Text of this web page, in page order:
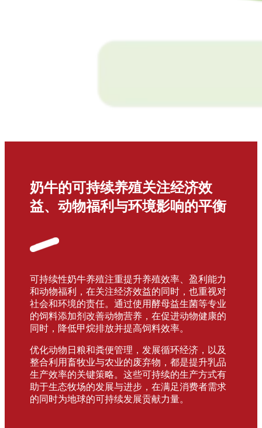
奶牛的可持续养殖关注经济效
益、动物福利与环境影响的平衡
可持续性奶牛养殖注重提升养殖效率、盈利能力
和动物福利，在关注经济效益的同时，也重视对
社会和环境的责任。通过使用酵母益生菌等专业
的饲料添加剂改善动物营养，在促进动物健康的
同时，降低甲烷排放并提高饲料效率。
优化动物日粮和粪便管理，发展循环经济，以及
整合利用畜牧业与农业的废弃物，都是提升乳品
生产效率的关键策略。这些可持续的生产方式有
助于生态牧场的发展与进步，在满足消费者需求
的同时为地球的可持续发展贡献力量。